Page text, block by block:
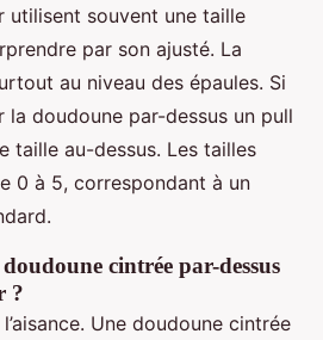
utilisent souvent une taille
par son ajusté. La
au niveau des épaules. Si
doudoune par-dessus un pull
taille au-dessus. Les tailles
0 à 5, correspondant à un
cintrée par-dessus
?
Une doudoune cintrée